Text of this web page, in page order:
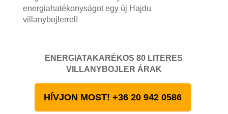
energiahatékonyságot egy új Hajdu
villanybojlerrel!
ENERGIATAKARÉKOS 80 LITERES
VILLANYBOJLER ÁRAK
HÍVJON MOST! +36 20 942 0586